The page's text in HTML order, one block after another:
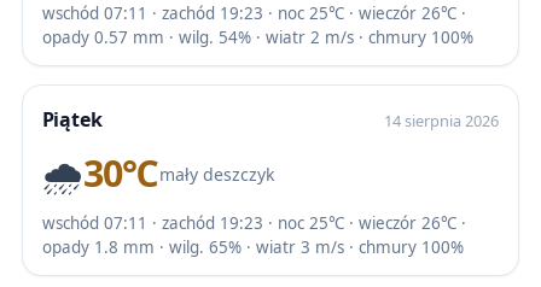
wschód 07:11 · zachód 19:23 · noc 25℃ · wieczór 26℃ ·
opady 0.57 mm · wilg. 54% · wiatr 2 m/s · chmury 100%
Piątek 14 sierpnia 2026
🌧️30℃mały deszczyk
wschód 07:11 · zachód 19:23 · noc 25℃ · wieczór 26℃ ·
opady 1.8 mm · wilg. 65% · wiatr 3 m/s · chmury 100%